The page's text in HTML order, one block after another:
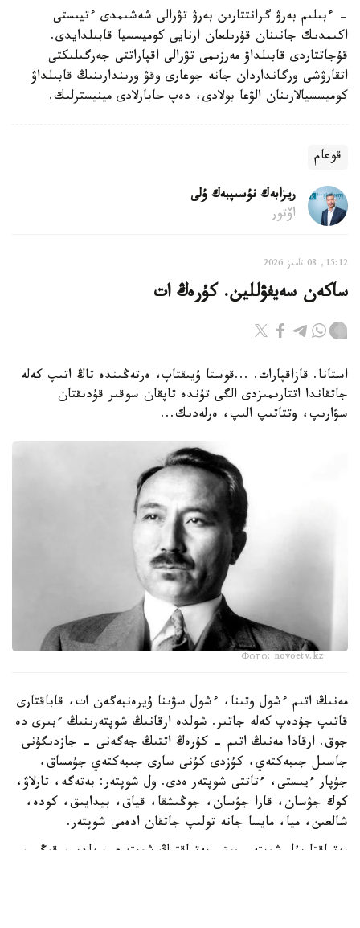
- ءبىلىم بەرۋ گرانتتارىن بەرۋ تۋرالى شەشىمدى ءتيىستى
اكىمدىك جانىنان قۇرىلعان ارنايى كوميسسيا قابىلدايدى.
قۇجاتتاردى قابىلداۋ مەرزىمى تۋرالى اقپاراتتى جەرگىلىكتى
اتقارۋشى ورگانداردان جانە جوعارى وقۋ ورىندارىنىڭ قابىلداۋ
كوميسسيالارىنان الۋعا بولادى، دەپ حابارلادى مينيسترلىك.
قوعام
ريزابەك نۇسىپبەك ۇلى
اۆتور
15:12, 08 تامىز 2026
ساكەن سەيفۋللين. كۇرەڭ ات
استانا. قازاقپارات. ...قوستا ۇيىقتاپ، ەرتەڭىندە تاڭ اتىپ كەلە
جاتقاندا اتتارىمىزدى الگى تۇندە تاپقان سوقىر قۇدىقتان
سۋارىپ، وتتاتىپ الىپ، ەرلەدىك...
Фото: novoetv.kz
مەنىڭ اتىم ءشول وتىنا، ءشول سۋىنا ۇيرەنبەگەن ات، قاباقتارى
قاتىپ جۇدەپ كەلە جاتىر. شولدە ارقانىڭ شوپتەرىنىڭ ءبىرى دە
جوق. ارقادا مەنىڭ اتىم - كۇرەڭ اتتىڭ جەگەنى - جازدىگۇنى
جاسىل جىبەكتەي، كۇزدى كۇنى سارى جىبەكتەي جۇمساق،
جۇپار ءيىستى، ءتاتتى شوپتەر ەدى. ول شوپتەر: بەتەگە، تارلاۋ،
كوك جۋسان، قارا جۋسان، جوڭىشقا، قياق، بيدايىق، كودە،
شالعىن، ميا، مايسا جانە تولىپ جاتقان ادەمى شوپتەر.
بەتپاقتا بۇل شوپتەر جوق. بەتپاقتىڭ شوپتەرى سەلدىر، قوڭىر،